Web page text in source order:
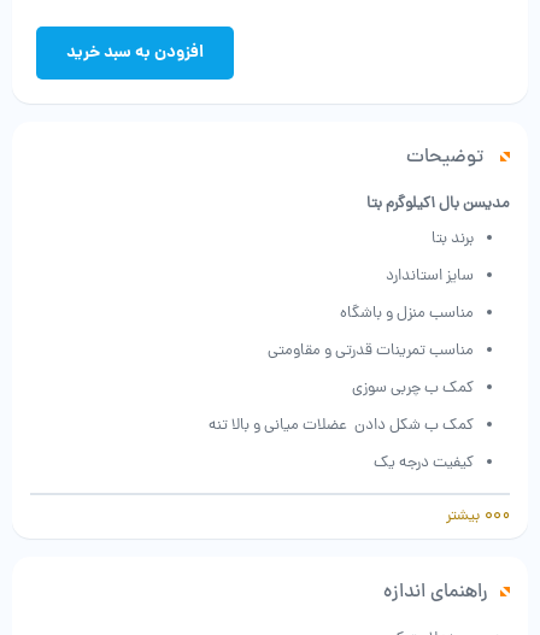
افزودن به سبد خرید
توضیحات
مدیسن بال 1کیلوگرم بتا
برند بتا
سایز استاندارد
مناسب منزل و باشگاه
مناسب تمرینات قدرتی و مقاومتی
کمک ب چربی سوزی
کمک ب شکل دادن عضلات میانی و بالا تنه
کیفیت درجه یک
قیمت مناسب
مقاومت بالا
بیشتر
راهنمای اندازه